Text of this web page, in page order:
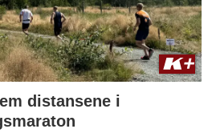
distansene i